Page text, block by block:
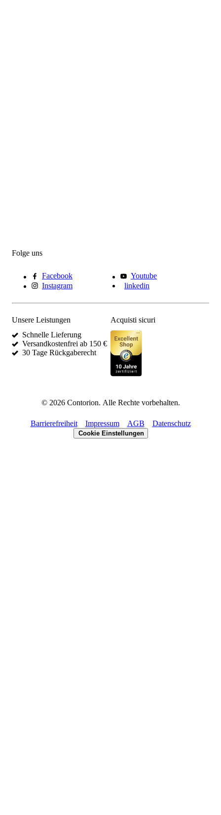
Folge uns
Facebook
Youtube
Instagram
linkedin
Unsere Leistungen
Schnelle Lieferung
Versandkostenfrei ab 150 €
30 Tage Rückgaberecht
Acquisti sicuri
© 2026Contorion. Alle Rechte vorbehalten.
Barrierefreiheit Impressum AGB Datenschutz
Cookie Einstellungen